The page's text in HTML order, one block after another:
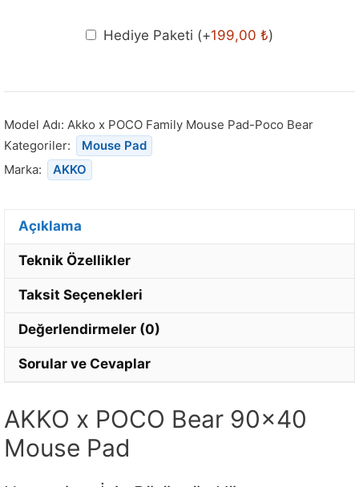
Hediye Paketi (+199,00 ₺)
Model Adı: Akko x POCO Family Mouse Pad-Poco Bear
Kategoriler:
Mouse Pad
Marka:
AKKO
Açıklama
Teknik Özellikler
Taksit Seçenekleri
Değerlendirmeler (0)
Sorular ve Cevaplar
AKKO x POCO Bear 90×40
Mouse Pad